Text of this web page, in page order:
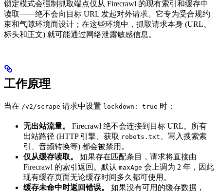
锁定模式会强制抓取端点仅从 Firecrawl 的现有索引和缓存中
读取——绝不会向目标 URL 发起对外请求。它专为受合规约
束和气隙环境而设计；在这些环境中，抓取请求本身 (URL、
标头和正文) 就可能通过网络泄露敏感信息。
工作原理
当在 /v2/scrape 请求中设置 lockdown: true 时：
无出站流量。
Firecrawl 绝不会连接到目标 URL。所有
出站路径 (HTTP 引擎、获取 robots.txt 、写入搜索索
引、音频转换等) 都会被禁用。
仅从缓存读取。
如果存在匹配条目，请求将直接由
Firecrawl 的索引返回。默认 maxAge 会上调为 2 年，因此
现有缓存页面无论缓存时间多久都可使用。
缓存未命中时返回错误。
如果没有可用的缓存数据，